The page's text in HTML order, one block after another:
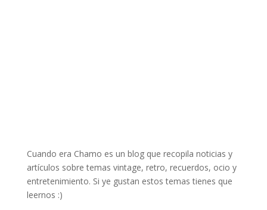
Cuando era Chamo es un blog que recopila noticias y
artículos sobre temas vintage, retro, recuerdos, ocio y
entretenimiento. Si ye gustan estos temas tienes que
leernos :)